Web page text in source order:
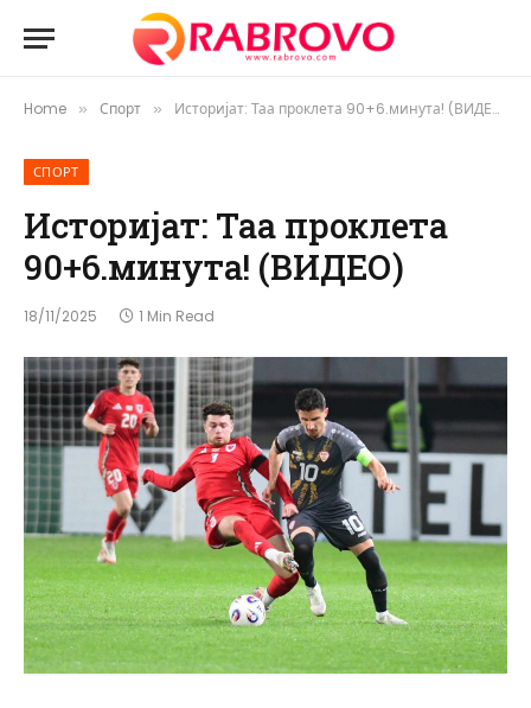
Home » Спорт » Историјат: Таа проклета 90+6.минута! (ВИДЕО)
СПОРТ
Историјат: Таа проклета
90+6.минута! (ВИДЕО)
18/11/2025 1 Min Read